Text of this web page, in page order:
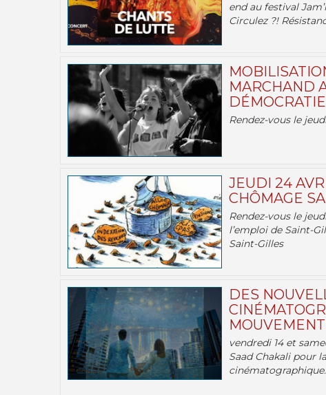
end au festival
Circulez ?!
MARCHAND
Rendez-vous le
JEUDI 24
CHÔMAGE
Rendez-vous le
l’emploi de Saint-
Saint-Gilles
DES
vendredi 14 et
Saad Chakali pour
cinématographique.